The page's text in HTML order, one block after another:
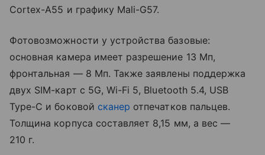
Cortex-A55 и графику Mali-G57.
Фотовозможности у устройства базовые:
основная камера имеет разрешение 13 Мп,
фронтальная — 8 Мп. Также заявлены поддержка
двух SIM-карт с 5G, Wi-Fi 5, Bluetooth 5.4, USB
Type-C и боковой сканер отпечатков пальцев.
Толщина корпуса составляет 8,15 мм, а вес —
210 г.